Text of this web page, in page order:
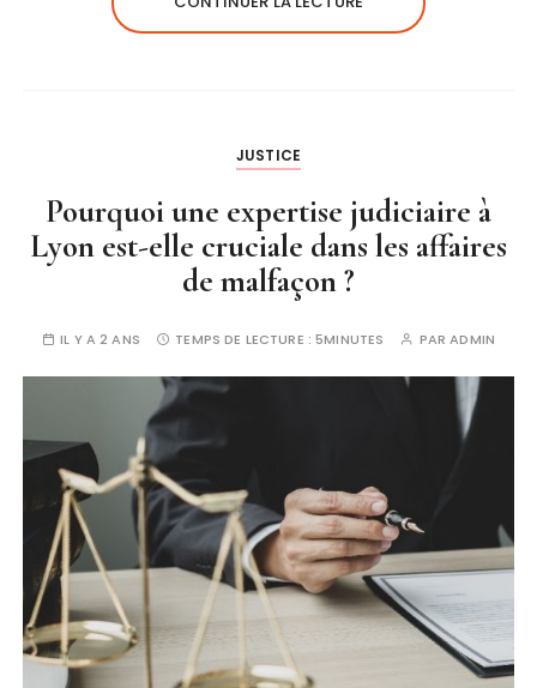
JUSTICE
Pourquoi une expertise judiciaire à
Lyon est-elle cruciale dans les affaires
de malfaçon ?
IL Y A 2 ANS TEMPS DE LECTURE :5MINUTES PARADMIN